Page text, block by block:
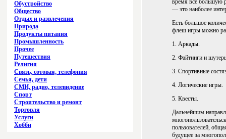
Обустройство
Общество
Отдых и развлечения
Природа
Продукты питания
Промышленность
Прочее
Путешествия
Религия
Связь, сотовая, телефония
Семья, дети
СМИ, радио, телевидение
Спорт
Строительство и ремонт
Торговля
Услуги
Хобби
время все большую
— это наиболее
Есть большое
флеш игры можно
1. Аркады.
2. Файтинги и
3. Спортивные
4. Логические игры.
5. Квесты.
Дальнейшим
пользователей,
будущее за